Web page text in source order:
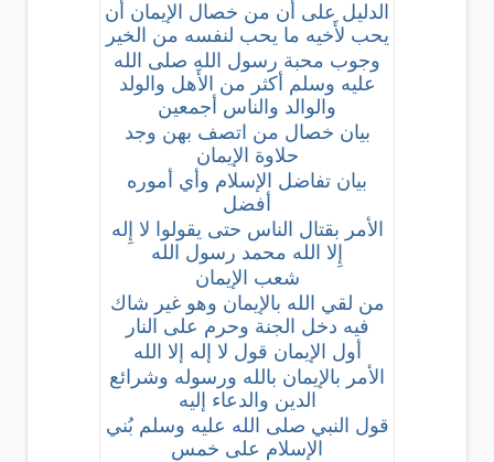
الدليل على أن من خصال الإيمان أن
يحب لأَخيه ما يحب لنفسه من الخير
وجوب محبة رسول الله صلى الله
عليه وسلم أكثر من الأَهل والولد
والوالد والناس أجمعين
بيان خصال من اتصف بهن وجد
حلاوة الإيمان
بيان تفاضل الإسلام وأي أموره
أفضل
الأمر بقتال الناس حتى يقولوا لا إِله
إِلا الله محمد رسول الله
شعب الإيمان
من لقي الله بالإيمان وهو غير شاك
فيه دخل الجنة وحرم على النار
أول الإيمان قول لا إله إلا الله
الأمر بالإيمان بالله ورسوله وشرائع
الدين والدعاء إليه
قول النبي صلى الله عليه وسلم بُني
الإسلام على خمس